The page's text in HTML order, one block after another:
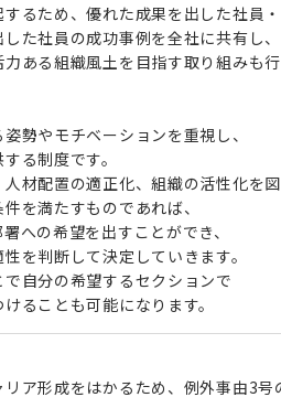
るため、優れた成果を出した社員
た社員の成功事例を全社に共有し、
ある組織風土を目指す取り組みも
勢やモチベーションを重視し、
る制度です。
材配置の適正化、組織の活性化を
を満たすものであれば、
への希望を出すことができ、
を判断して決定していきます。
自分の希望するセクションで
ることも可能になります。
リア形成をはかるため、例外事由3号